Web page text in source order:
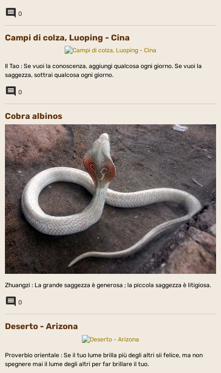
0
Campi di colza, Luoping - Cina
Il Tao : Se vuoi la conoscenza, aggiungi qualcosa ogni giorno. Se vuoi la
saggezza, sottrai qualcosa ogni giorno.
0
Cobra albinos
Zhuangzi : La grande saggezza è generosa ; la piccola saggezza è litigiosa.
0
Deserto - Arizona
Proverbio orientale : Se il tuo lume brilla più degli altri sii felice, ma non
spegnere mai il lume degli altri per far brillare il tuo.